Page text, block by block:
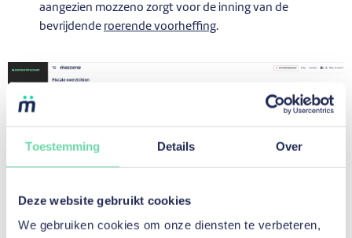
Toestemming Details Over
Deze website gebruikt cookies
We gebruiken cookies om onze diensten te verbeteren,
aangezien mozzeno zorgt voor de inning van de
bevrijdende roerende voorheffing.